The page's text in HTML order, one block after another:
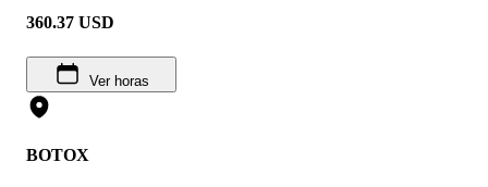
360.37 USD
Ver horas
BOTOX